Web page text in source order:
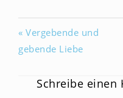
« Vergebende und
gebende Liebe
Schreibe einen